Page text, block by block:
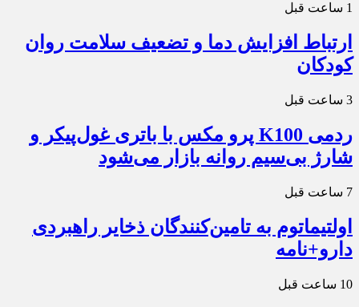
1 ساعت قبل
ارتباط افزایش دما و تضعیف سلامت روان
کودکان
3 ساعت قبل
ردمی K100 پرو مکس با باتری غول‌پیکر و
شارژ بی‌سیم روانه بازار می‌شود
7 ساعت قبل
اولتیماتوم به تامین‌کنندگان ذخایر راهبردی
دارو+نامه
10 ساعت قبل